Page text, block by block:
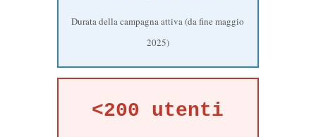
Durata della campagna attiva (da fine maggio
2025)
<200 utenti